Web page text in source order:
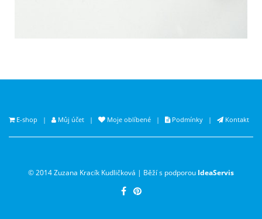
E-shop | Můj účet | Moje oblíbené | Podmínky | Kontakt
© 2014 Zuzana Kracík Kudličková | Běží s podporou IdeaServis